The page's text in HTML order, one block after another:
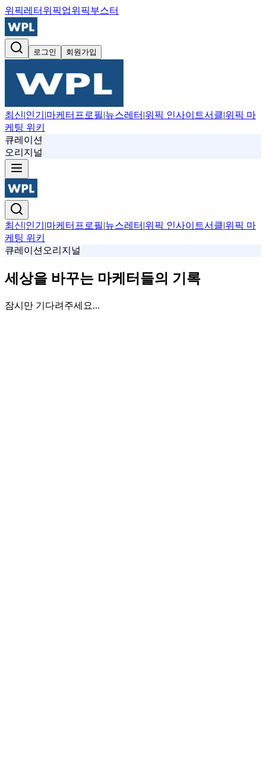
위픽레터 위픽업위픽부스터
로그인 회원가입
최신|인기 |마케터프로필|뉴스레터 |위픽 인사이트서클|위픽 마
케팅 위키
큐레이션
오리지널
최신|인기 |마케터프로필|뉴스레터 |위픽 인사이트서클|위픽 마
케팅 위키
큐레이션 오리지널
세상을 바꾸는 마케터들의 기록
잠시만 기다려주세요...